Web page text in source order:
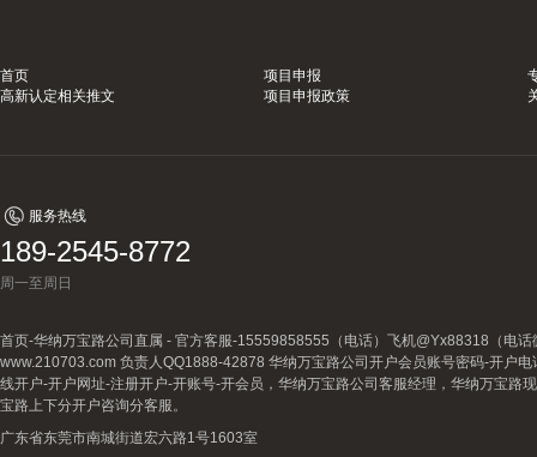
首页 项目申报
高新认定相关推文
项目申报政策
服务热线
189-2545-8772
周一至周日
首页-华纳万宝路公司直属 - 官方客服-15559858555（电话）飞机@Yx88318（电
www.210703.com 负责人QQ1888-42878 华纳万宝路公司开户会员账号密码-开户
线开户-开户网址-注册开户-开账号-开会员，华纳万宝路公司客服经理，华纳万宝路
宝路上下分开户咨询分客服。
广东省东莞市南城街道宏六路1号1603室